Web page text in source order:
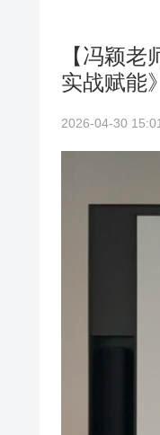
险方案，单单一单
提升：为中行广东
1100万，实现客户
【冯颖
实战赋能
2026-04-30